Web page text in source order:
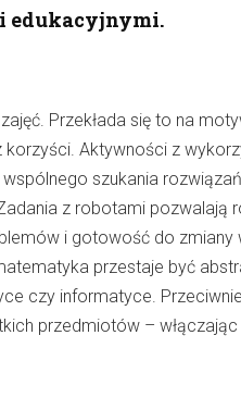
edukacyjnymi.
Przekłada się to na
korzyści. Aktywności z
szukania
z robotami pozwalają
i gotowość do zmiany
przestaje być
czy informatyce.
przedmiotów –